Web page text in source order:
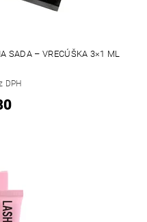
SADA – VRECÚŠKA 3×1 ML
DPH